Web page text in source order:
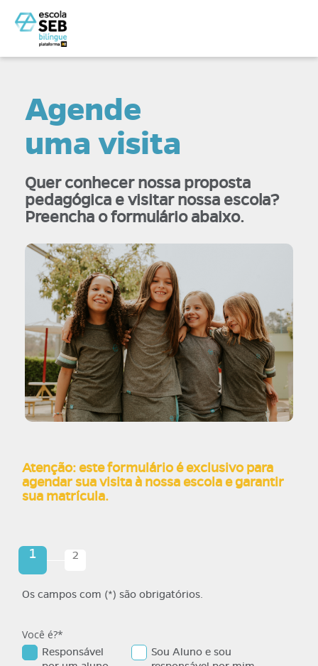
Agende
uma visita
Quer conhecer nossa proposta
pedagógica e visitar nossa escola?
Preencha o formulário abaixo.
Você é?*